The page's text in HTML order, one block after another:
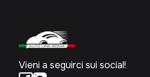
Vieni a seguirci sui social!